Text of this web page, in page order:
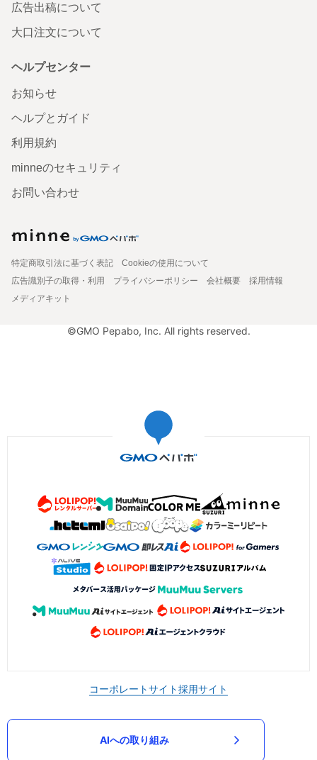
広告出稿について
大口注文について
ヘルプセンター
お知らせ
ヘルプとガイド
利用規約
minneのセキュリティ
お問い合わせ
特定商取引法に基づく表記
Cookieの使用について
広告識別子の取得・利用
プライバシーポリシー 会社概要
採用情報
メディアキット
©GMO Pepabo, Inc. All rights reserved.
コーポレートサイト採用サイト
AIへの取り組み